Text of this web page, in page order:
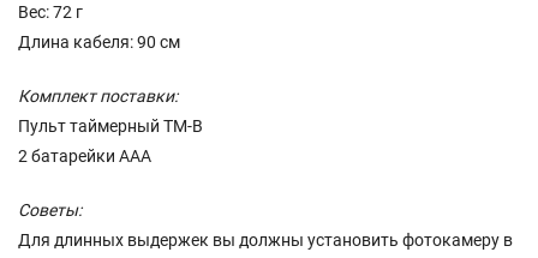
Вес: 72 г
Длина кабеля: 90 см
Комплект поставки:
Пульт таймерный TM-B
2 батарейки ААА
Советы:
Для длинных выдержек вы должны установить фотокамеру в